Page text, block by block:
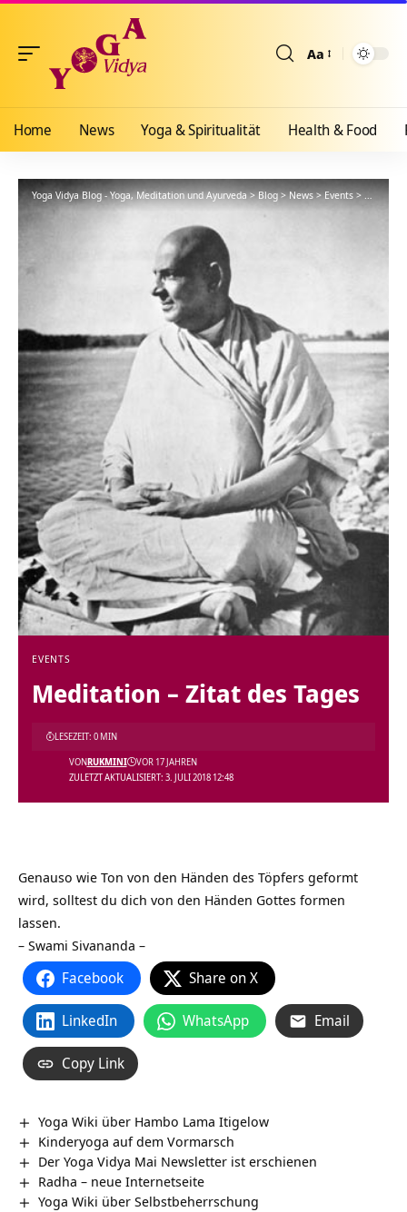
Aa
Home News Yoga & Spiritualität Health & Food
Yoga Vidya Blog - Yoga, Meditation und Ayurveda>Blog>News>Events>
EVENTS
Meditation – Zitat des Tages
ZULETZT AKTUALISIERT: 3. JULI 2018 12:48
VONRUKMINI VOR 17 JAHREN
LESEZEIT: 0 MIN
Genauso wie Ton von den Händen des Töpfers geformt
wird, solltest du dich von den Händen Gottes formen
lassen.
– Swami Sivananda –
Facebook Share on X
LinkedIn WhatsApp Email
Copy Link
Yoga Wiki über Hambo Lama Itigelow
Kinderyoga auf dem Vormarsch
Der Yoga Vidya Mai Newsletter ist erschienen
Radha – neue Internetseite
Yoga Wiki über Selbstbeherrschung